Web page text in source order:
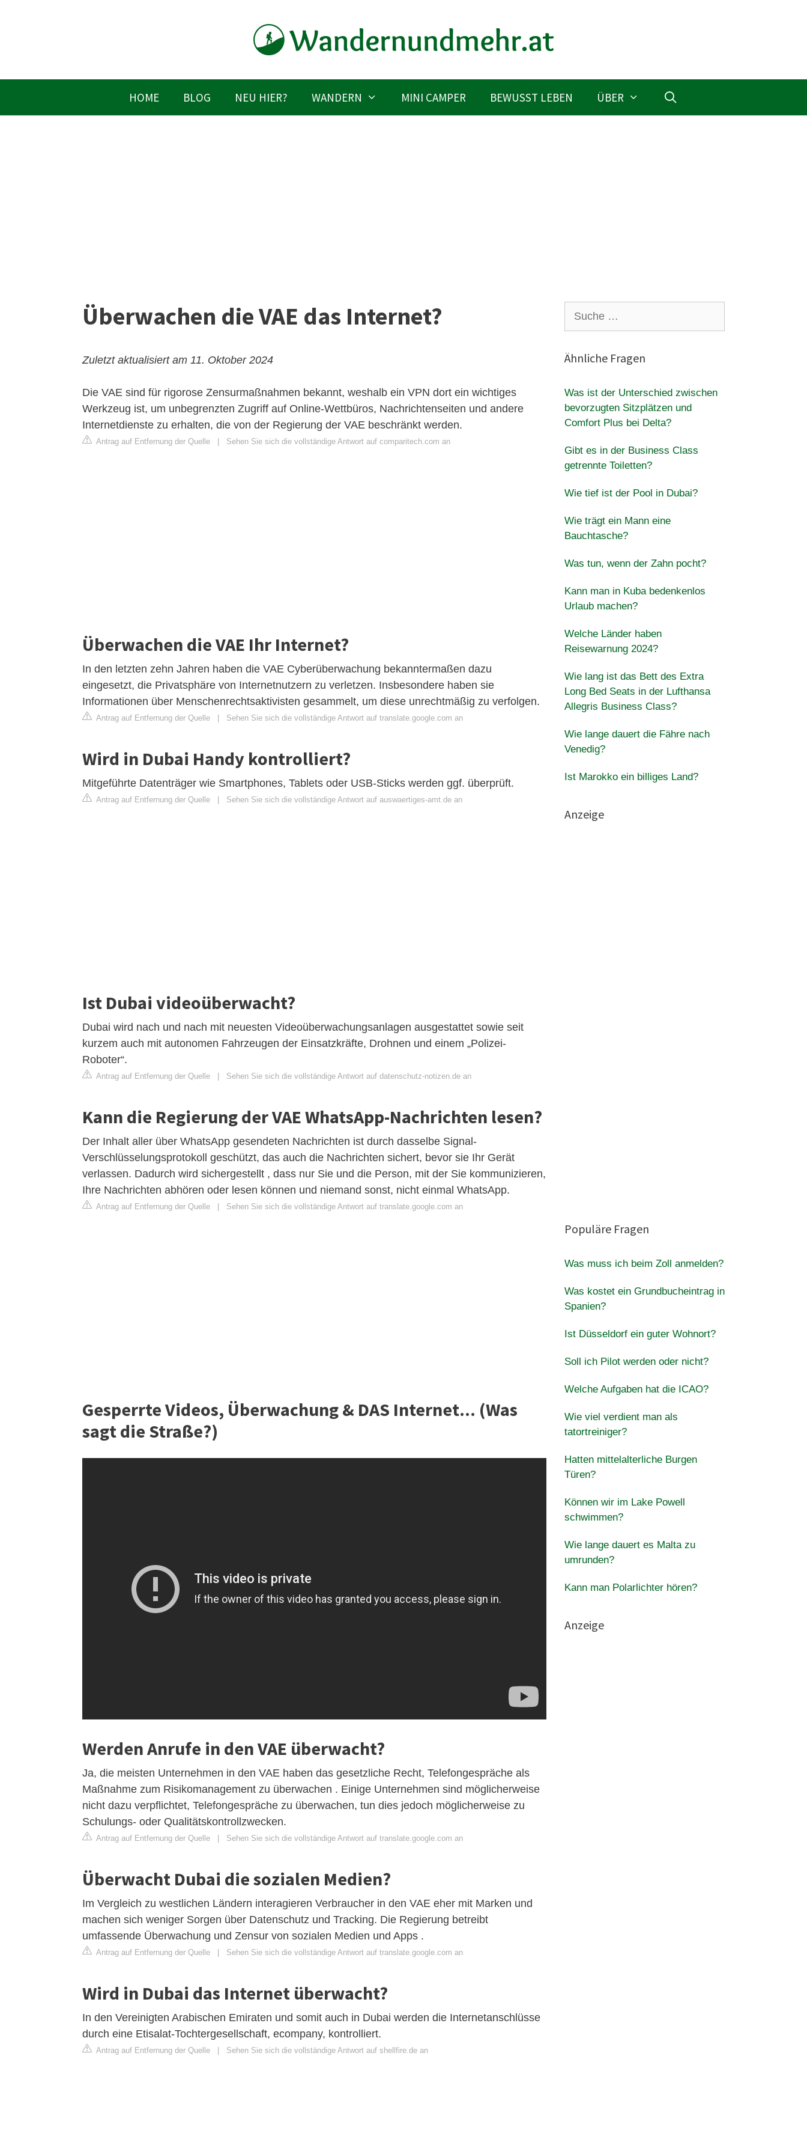
HOME BLOG NEU HIER? WANDERN MINI CAMPER BEWUSST LEBEN ÜBER
Überwachen die VAE das Internet?
Zuletzt aktualisiert am 11. Oktober 2024
Die VAE sind für rigorose Zensurmaßnahmen bekannt, weshalb ein VPN dort ein wichtiges
Werkzeug ist, um unbegrenzten Zugriff auf Online-Wettbüros, Nachrichtenseiten und andere
Internetdienste zu erhalten, die von der Regierung der VAE beschränkt werden.
Antrag auf Entfernung der Quelle Sehen Sie sich die vollständige Antwort auf comparitech.com an
Überwachen die VAE Ihr Internet?
In den letzten zehn Jahren haben die VAE Cyberüberwachung bekanntermaßen dazu
eingesetzt, die Privatsphäre von Internetnutzern zu verletzen. Insbesondere haben sie
Informationen über Menschenrechtsaktivisten gesammelt, um diese unrechtmäßig zu verfolgen.
Antrag auf Entfernung der Quelle Sehen Sie sich die vollständige Antwort auf translate.google.com an
Wird in Dubai Handy kontrolliert?
Mitgeführte Datenträger wie Smartphones, Tablets oder USB-Sticks werden ggf. überprüft.
Antrag auf Entfernung der Quelle Sehen Sie sich die vollständige Antwort auf auswaertiges-amt.de an
Ist Dubai videoüberwacht?
Dubai wird nach und nach mit neuesten Videoüberwachungsanlagen ausgestattet sowie seit
kurzem auch mit autonomen Fahrzeugen der Einsatzkräfte, Drohnen und einem „Polizei-
Roboter“.
Antrag auf Entfernung der Quelle Sehen Sie sich die vollständige Antwort auf datenschutz-notizen.de an
Kann die Regierung der VAE WhatsApp-Nachrichten lesen?
Der Inhalt aller über WhatsApp gesendeten Nachrichten ist durch dasselbe Signal-
Verschlüsselungsprotokoll geschützt, das auch die Nachrichten sichert, bevor sie Ihr Gerät
verlassen. Dadurch wird sichergestellt , dass nur Sie und die Person, mit der Sie kommunizieren,
Ihre Nachrichten abhören oder lesen können und niemand sonst, nicht einmal WhatsApp.
Antrag auf Entfernung der Quelle Sehen Sie sich die vollständige Antwort auf translate.google.com an
Gesperrte Videos, Überwachung & DAS Internet... (Was
sagt die Straße?)
Werden Anrufe in den VAE überwacht?
Ja, die meisten Unternehmen in den VAE haben das gesetzliche Recht, Telefongespräche als
Maßnahme zum Risikomanagement zu überwachen . Einige Unternehmen sind möglicherweise
nicht dazu verpflichtet, Telefongespräche zu überwachen, tun dies jedoch möglicherweise zu
Schulungs- oder Qualitätskontrollzwecken.
Antrag auf Entfernung der Quelle | Sehen Sie sich die vollständige Antwort auf translate.google.com an
Überwacht Dubai die sozialen Medien?
Im Vergleich zu westlichen Ländern interagieren Verbraucher in den VAE eher mit Marken und
machen sich weniger Sorgen über Datenschutz und Tracking. Die Regierung betreibt
umfassende Überwachung und Zensur von sozialen Medien und Apps .
Antrag auf Entfernung der Quelle | Sehen Sie sich die vollständige Antwort auf translate.google.com an
Wird in Dubai das Internet überwacht?
In den Vereinigten Arabischen Emiraten und somit auch in Dubai werden die Internetanschlüsse
durch eine Etisalat-Tochtergesellschaft, ecompany, kontrolliert.
Antrag auf Entfernung der Quelle | Sehen Sie sich die vollständige Antwort auf shellfire.de an
nach:
Ähnliche Fragen
Was ist der Unterschied zwischen
bevorzugten Sitzplätzen und
Comfort Plus bei Delta?
Gibt es in der Business Class
getrennte Toiletten?
Wie tief ist der Pool in Dubai?
Wie trägt ein Mann eine
Bauchtasche?
Was tun, wenn der Zahn pocht?
Kann man in Kuba bedenkenlos
Urlaub machen?
Welche Länder haben
Reisewarnung 2024?
Wie lang ist das Bett des Extra
Long Bed Seats in der Lufthansa
Allegris Business Class?
Wie lange dauert die Fähre nach
Venedig?
Ist Marokko ein billiges Land?
Anzeige
Populäre Fragen
Was muss ich beim Zoll anmelden?
Was kostet ein Grundbucheintrag in
Spanien?
Ist Düsseldorf ein guter Wohnort?
Soll ich Pilot werden oder nicht?
Welche Aufgaben hat die ICAO?
Wie viel verdient man als
tatortreiniger?
Hatten mittelalterliche Burgen
Türen?
Können wir im Lake Powell
schwimmen?
Wie lange dauert es Malta zu
umrunden?
Kann man Polarlichter hören?
Anzeige